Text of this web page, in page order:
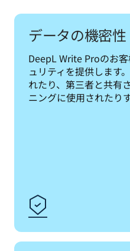
データの機密性
DeepL Write Proのお
ュリティを提供します
れたり、第三者と共有
ニングに使用されたり